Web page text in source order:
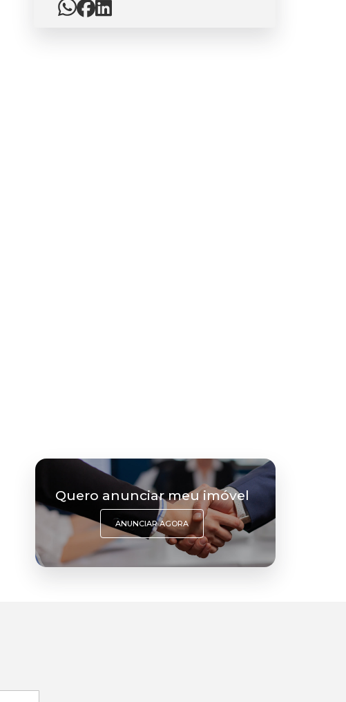
Quero anunciar meu imóvel
ANUNCIAR AGORA